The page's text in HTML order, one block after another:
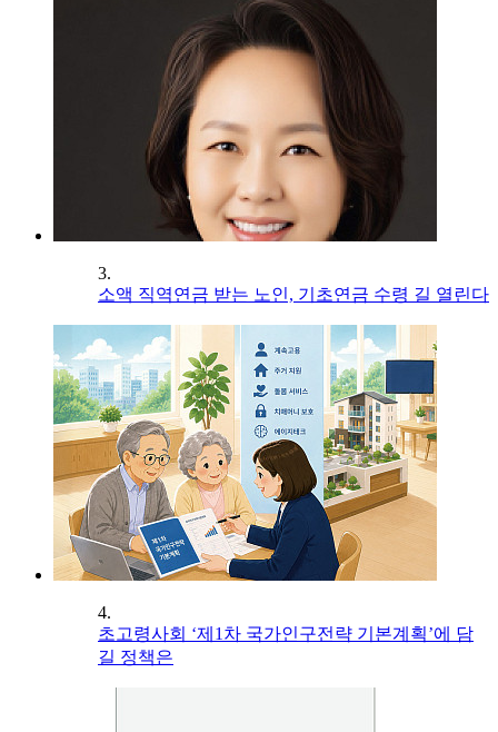
3.
소액 직역연금 받는 노인, 기초연금 수령 길 열린다
4.
초고령사회 ‘제1차 국가인구전략 기본계획’에 담
길 정책은